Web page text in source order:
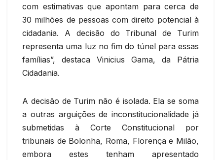
com estimativas que apontam para cerca de
30 milhões de pessoas com direito potencial à
cidadania. A decisão do Tribunal de Turim
representa uma luz no fim do túnel para essas
famílias”, destaca Vinicius Gama, da Pátria
Cidadania.
A decisão de Turim não é isolada. Ela se soma
a outras arguições de inconstitucionalidade já
submetidas à Corte Constitucional por
tribunais de Bolonha, Roma, Florença e Milão,
embora estes tenham apresentado